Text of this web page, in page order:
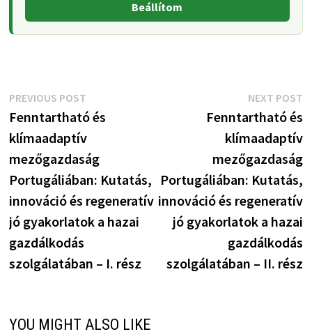
Beállítom
Bejegyzés
navigáció
PREVIOUS POSTPrevious
post:
Fenntartható és
klímaadaptív
mezőgazdaság
Portugáliában: Kutatás,
innováció és regeneratív
jó gyakorlatok a hazai
gazdálkodás
szolgálatában – I. rész
NEXT POST
Fenntartható és
klímaadaptív
mezőgazdaság
Portugáliában: Kutatás,
innováció és regeneratív
jó gyakorlatok a hazai
gazdálkodás
szolgálatában – II. rész
YOU MIGHT ALSO LIKE